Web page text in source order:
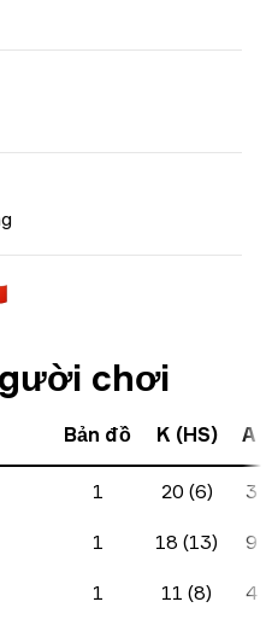
chơi
Bản đồ K (HS) A
1 20 (6) 3
1 18 (13) 9
1 11 (8) 4